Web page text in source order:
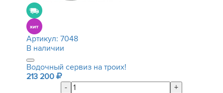
Артикул: 7048
В наличии
Водочный сервиз на троих!
213 200
-
+